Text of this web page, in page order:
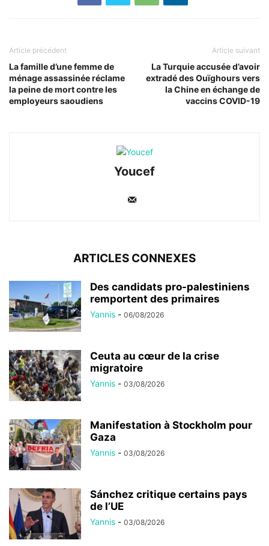
Article précédent
La famille d’une femme de
ménage assassinée réclame
la peine de mort contre les
employeurs saoudiens
Article suivant
La Turquie accusée d’avoir
extradé des Ouïghours vers
la Chine en échange de
vaccins COVID-19
Youcef
ARTICLES CONNEXES
Des candidats pro-palestiniens
remportent des primaires
Yannis - 06/08/2026
Ceuta au cœur de la crise
migratoire
Yannis - 03/08/2026
Manifestation à Stockholm pour
Gaza
Yannis - 03/08/2026
Sánchez critique certains pays
de l’UE
Yannis - 03/08/2026